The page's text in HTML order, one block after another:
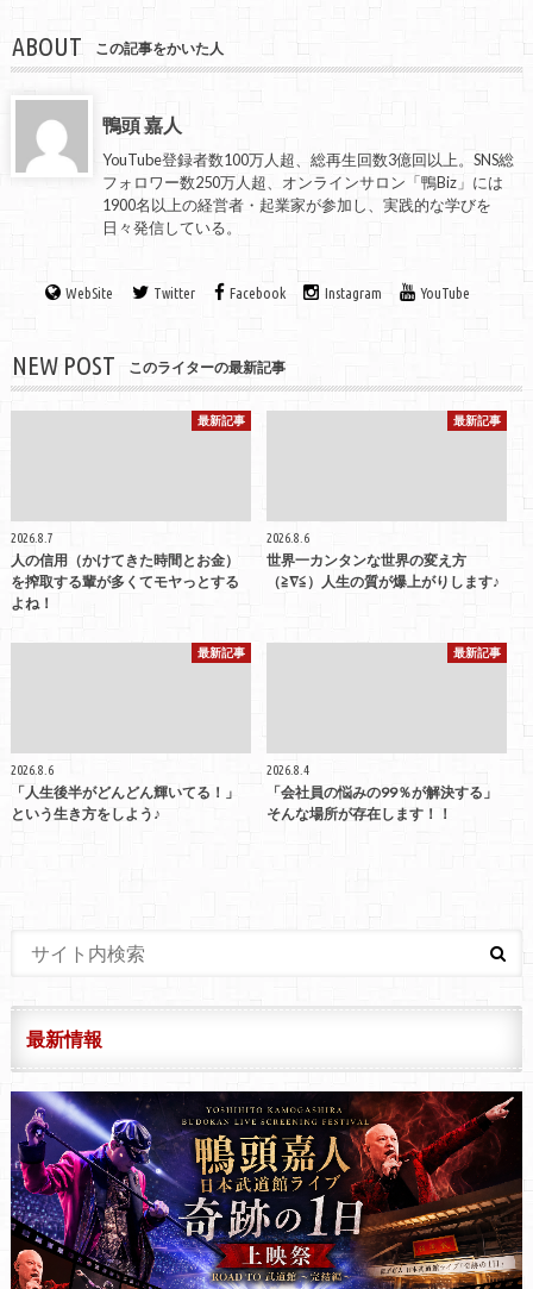
ABOUT この記事をかいた人
鴨頭 嘉人
YouTube登録者数100万人超、総再生回数3億回以上。SNS総
フォロワー数250万人超、オンラインサロン「鴨Biz」には
1900名以上の経営者・起業家が参加し、実践的な学びを
日々発信している。
WebSite Twitter Facebook Instagram YouTube
NEW POST このライターの最新記事
最新記事
2026.8.7
人の信用（かけてきた時間とお金）
を搾取する輩が多くてモヤっとする
よね！
最新記事
2026.8.6
世界一カンタンな世界の変え方
（≧∇≦）人生の質が爆上がりします♪
最新記事
2026.8.6
「人生後半がどんどん輝いてる！」
という生き方をしよう♪
最新記事
2026.8.4
「会社員の悩みの99％が解決する」
そんな場所が存在します！！
最新情報